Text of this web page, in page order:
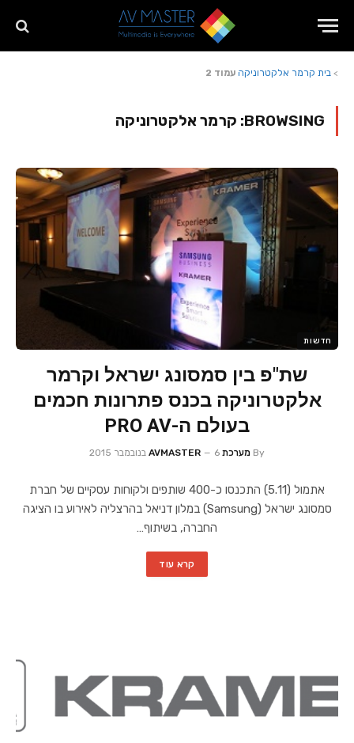
> בית קרמר אלקטרוניקה עמוד 2
BROWSING: קרמר אלקטרוניקה
חדשות
שת"פ בין סמסונג ישראל וקרמר
אלקטרוניקה בכנס פתרונות חכמים
בעולם ה-PRO AV
By מערכת AVMASTER 6 בנובמבר 2015
אתמול (5.11) התכנסו כ-400 שותפים ולקוחות עסקיים של חברת
סמסונג ישראל (Samsung) במלון דניאל בהרצליה לאירוע בו הציגה
החברה, בשיתוף…
קרא עוד